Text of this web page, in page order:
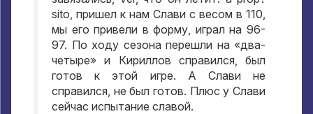
sito, пришел к нам Слави с весом в 110,
мы его привели в форму играл на 96-
97. По ходу сезона перешли на «два-
четыре» и Кириллов справился
был
готов к этой игре. А Слави не
справился не был готов. Плюс у Слави
сейчас испытание славой.